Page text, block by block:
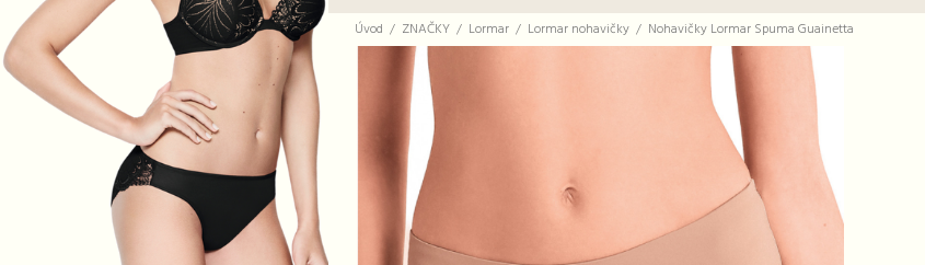
Úvod ZNAČKY Lormar Lormar nohavičky Nohavičky Lormar Spuma Guainetta